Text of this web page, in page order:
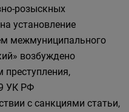
розыскных
установление
межмуниципального
возбуждено
преступления,
УК РФ
с санкциями статьи,